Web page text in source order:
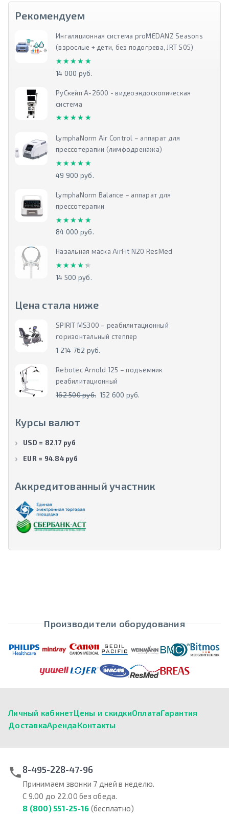
Рекомендуем
Ингаляционная система proMEDANZ Seasons
(взрослые + дети, без подогрева, JRT S05)
★★★★★
★★★★★
14 000 руб.
РуСкейп А-2600 - видеоэндоскопическая
система
★★★★★
★★★★★
LymphaNorm Air Control – аппарат для
прессотерапии (лимфодренажа)
★★★★★
★★★★★
49 900 руб.
LymphaNorm Balance – аппарат для
прессотерапии
★★★★★
★★★★★
84 000 руб.
Назальная маска AirFit N20 ResMed
★★★★★
★★★★★
14 500 руб.
Цена стала ниже
SPIRIT MS300 – реабилитационный
горизонтальный степпер
1 214 762 руб.
Rebotec Arnold 125 – подъемник
реабилитационный
162 500 руб. 152 600 руб.
Курсы валют
USD = 82.17 руб
EUR = 94.84 руб
Аккредитованный участник
Производители оборудования
Личный кабинетЦены и скидкиОплатаГарантия
ДоставкаАрендаКонтакты
8-495-228-47-96
Принимаем звонки 7 дней в неделю.
С 9.00 до 22.00 без обеда.
8 (800) 551-25-16 (бесплатно)